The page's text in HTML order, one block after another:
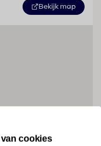
Bekijk map
cookies